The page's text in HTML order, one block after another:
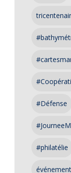
#Défense
#philatélie
événement